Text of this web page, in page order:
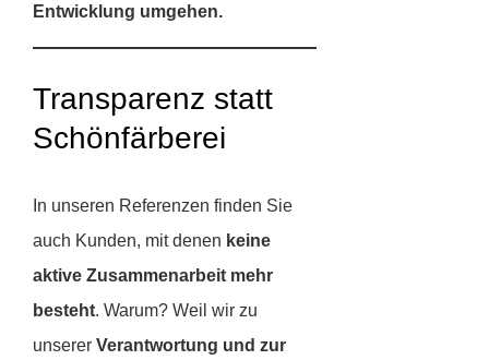
Entwicklung umgehen.
Transparenz statt
Schönfärberei
In unseren Referenzen finden Sie
auch Kunden, mit denen keine
aktive Zusammenarbeit mehr
besteht. Warum? Weil wir zu
unserer Verantwortung und zur